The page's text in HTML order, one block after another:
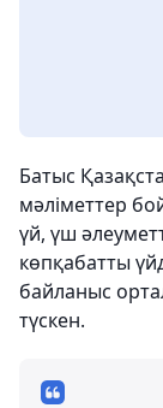
Батыс
мәліметтер
үй, үш
көпқабатты
байланыс
түскен.